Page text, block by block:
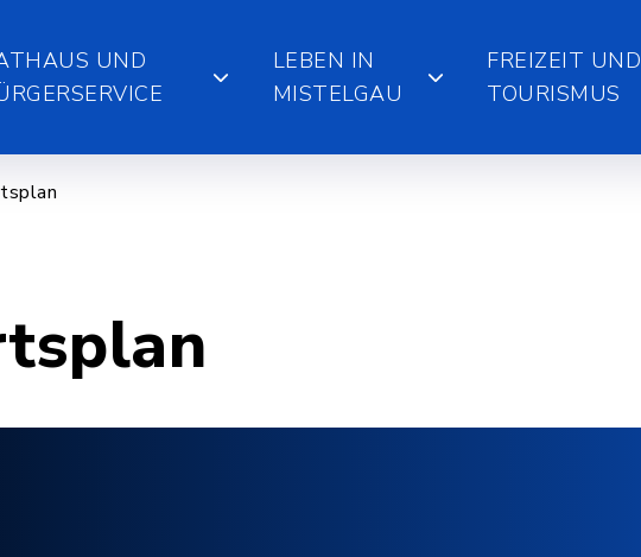
UND
LEBEN IN
MISTELGAU
FREIZEIT UND
TOURISMUS